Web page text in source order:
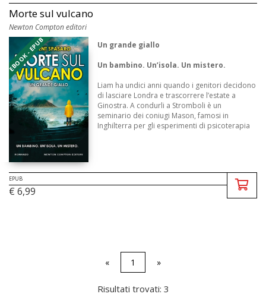
Morte sul vulcano
Newton Compton editori
EBOOK - EPUB
Un grande giallo
Un bambino. Un’isola. Un mistero.
Liam ha undici anni quando i genitori decidono
di lasciare Londra e trascorrere l’estate a
Ginostra. A condurli a Stromboli è un
seminario dei coniugi Mason, famosi in
Inghilterra per gli esperimenti di psicoterapia
EPUB
€ 6,99
« 1 »
Risultati trovati: 3